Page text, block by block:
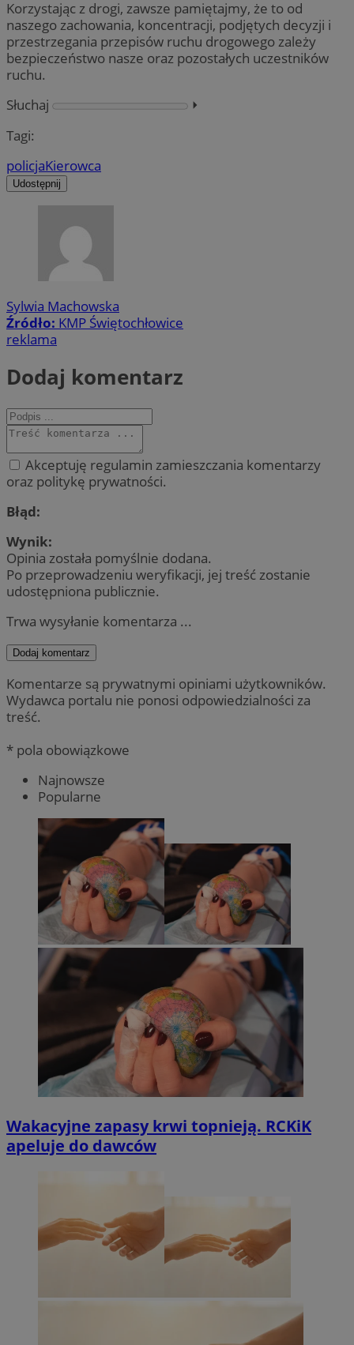
Korzystając z drogi, zawsze pamiętajmy, że to od
naszego zachowania, koncentracji, podjętych decyzji i
przestrzegania przepisów ruchu drogowego zależy
bezpieczeństwo nasze oraz pozostałych uczestników
ruchu.
Słuchaj
⏵︎
Tagi:
policjaKierowca
Udostępnij
Sylwia Machowska
Źródło: KMP Świętochłowice
reklama
Dodaj komentarz
Akceptuję regulamin zamieszczania komentarzy
oraz politykę prywatności.
Błąd:
Wynik:
Opinia została pomyślnie dodana.
Po przeprowadzeniu weryfikacji, jej treść zostanie
udostępniona publicznie.
Trwa wysyłanie komentarza ...
Dodaj komentarz
Komentarze są prywatnymi opiniami użytkowników.
Wydawca portalu nie ponosi odpowiedzialności za
treść.
* pola obowiązkowe
Najnowsze
Popularne
Wakacyjne zapasy krwi topnieją. RCKiK
apeluje do dawców